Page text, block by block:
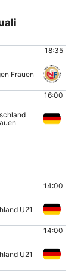
18:35
Frauen
16:00
14:00
U21
14:00
U21